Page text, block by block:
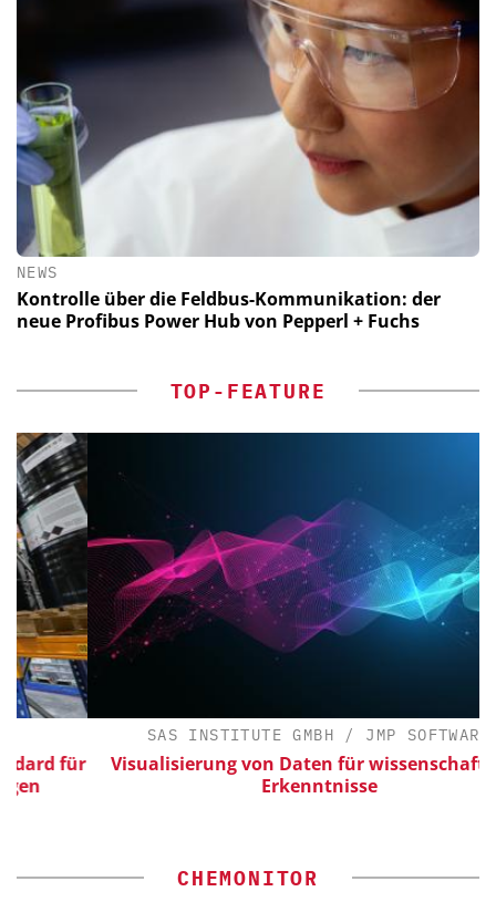
NEWS
Kontrolle über die Feldbus-Kommunikation: der
neue Profibus Power Hub von Pepperl + Fuchs
TOP-FEATURE
für
SAS INSTITUTE GMBH / JMP SOFTWARE
Visualisierung von Daten für wissenschaftliche
Erkenntnisse
CHEMONITOR